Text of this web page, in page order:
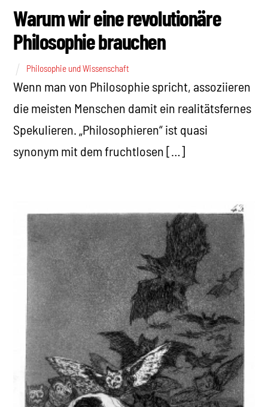
Warum wir eine revolutionäre
Philosophie brauchen
Philosophie und Wissenschaft
Wenn man von Philosophie spricht, assoziieren
die meisten Menschen damit ein realitätsfernes
Spekulieren. „Philosophieren“ ist quasi
synonym mit dem fruchtlosen […]